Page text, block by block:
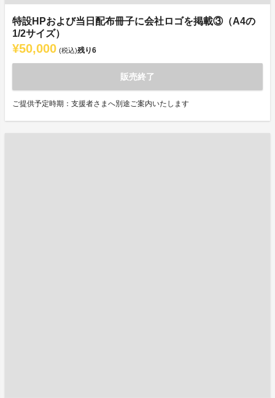
特設HPおよび当日配布冊子に会社ロゴを掲載③（A4の
1/2サイズ）
¥50,000 (税込)残り6
販売終了
ご提供予定時期：支援者さまへ別途ご案内いたします